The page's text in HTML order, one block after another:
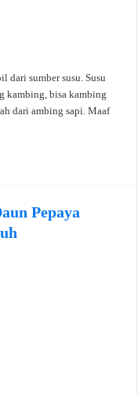
dari sumber susu. Susu
kambing, bisa kambing
dari ambing sapi. Maaf
Pepaya